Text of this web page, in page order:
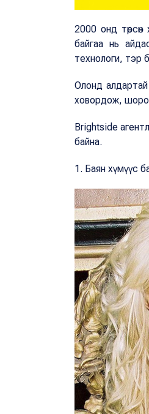
2000 онд
байгаа нь
технологи, тэр
Олонд
ховордож,
Brightside
байна.
1. Баян хүмүүс